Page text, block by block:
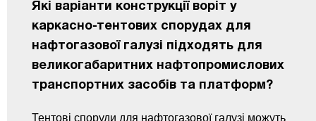
Які варіанти конструкції воріт у
каркасно-тентових спорудах для
нафтогазової галузі підходять для
великогабаритних нафтопромислових
транспортних засобів та платформ?
Тентові споруди для нафтогазової галузі можуть